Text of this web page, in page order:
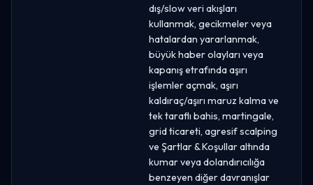
dış/slow veri akışları
kullanmak, gecikmeler veya
hatalardan yararlanmak,
büyük haber olayları veya
kapanış etrafında aşırı
işlemler açmak, aşırı
kaldıraç/aşırı maruz kalma ve
tek taraflı bahis, martingale,
grid ticareti, agresif scalping
ve Şartlar & Koşullar altında
kumar veya dolandırıcılığa
benzeyen diğer davranışlar